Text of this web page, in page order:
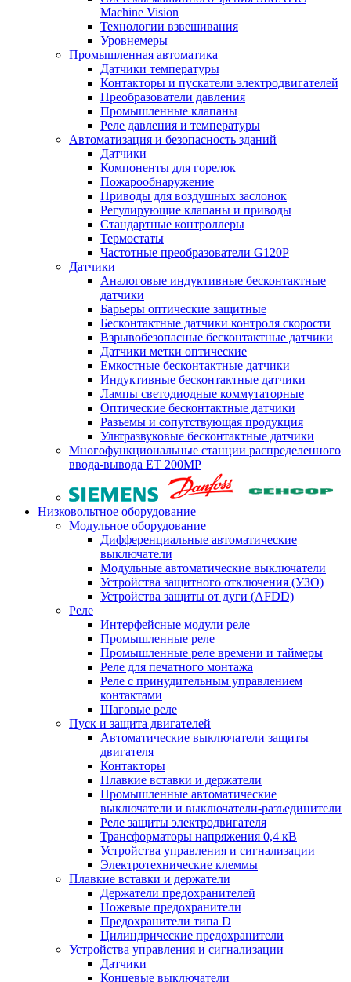
Machine Vision
Технологии взвешивания
Уровнемеры
Промышленная автоматика
Датчики температуры
Контакторы и пускатели электродвигателей
Преобразователи давления
Промышленные клапаны
Реле давления и температуры
Автоматизация и безопасность зданий
Датчики
Компоненты для горелок
Пожарообнаружение
Приводы для воздушных заслонок
Регулирующие клапаны и приводы
Стандартные контроллеры
Термостаты
Частотные преобразователи G120P
Датчики
Аналоговые индуктивные бесконтактные
датчики
Барьеры оптические защитные
Бесконтактные датчики контроля скорости
Взрывобезопасные бесконтактные датчики
Датчики метки оптические
Емкостные бесконтактные датчики
Индуктивные бесконтактные датчики
Лампы светодиодные коммутаторные
Оптические бесконтактные датчики
Разъемы и сопутствующая продукция
Ультразвуковые бесконтактные датчики
Многофункциональные станции распределенного
ввода-вывода ET 200MP
Низковольтное оборудование
Модульное оборудование
Дифференциальные автоматические
выключатели
Модульные автоматические выключатели
Устройства защитного отключения (УЗО)
Устройства защиты от дуги (AFDD)
Реле
Интерфейсные модули реле
Промышленные реле
Промышленные реле времени и таймеры
Реле для печатного монтажа
Реле с принудительным управлением
контактами
Шаговые реле
Пуск и защита двигателей
Автоматические выключатели защиты
двигателя
Контакторы
Плавкие вставки и держатели
Промышленные автоматические
выключатели и выключатели-разъединители
Реле защиты электродвигателя
Трансформаторы напряжения 0,4 кВ
Устройства управления и сигнализации
Электротехнические клеммы
Плавкие вставки и держатели
Держатели предохранителей
Ножевые предохранители
Предохранители типа D
Цилиндрические предохранители
Устройства управления и сигнализации
Датчики
Концевые выключатели